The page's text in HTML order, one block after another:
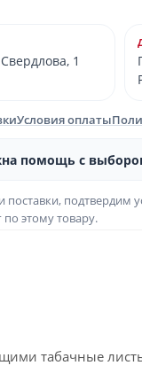
1
Условия оплаты
помощь с
подтвердим
этому товару.
табачные